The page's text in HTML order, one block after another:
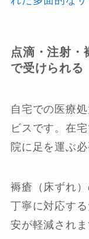
点滴・注射・
で受けられる
自宅での医療
ビスです。在
院に足を運ぶ
褥瘡（床ずれ
丁寧に対応す
安が軽減されま